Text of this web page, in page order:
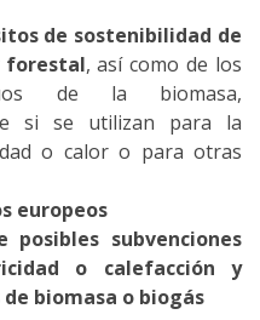
de sostenibilidad de
forestal, así como de los
de la biomasa,
si se utilizan para la
o calor o para otras
europeos
subvenciones
o calefacción y
biomasa o biogás